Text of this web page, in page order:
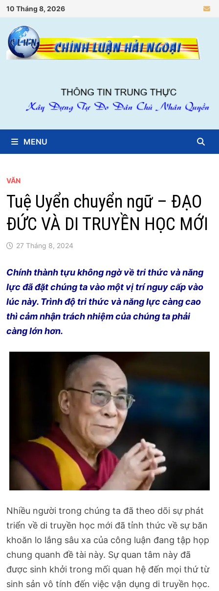
Skip
to
content
10 Tháng 8, 2026
MENU
VĂN
Tuệ Uyển chuyển ngữ – ĐẠO
ĐỨC VÀ DI TRUYỀN HỌC MỚI
27 Tháng 8, 2024
Chính thành tựu không ngờ về tri thức và năng
lực đã đặt chúng ta vào một vị trí nguy cấp vào
lúc này. Trình độ tri thức và năng lực càng cao
thì cảm nhận trách nhiệm của chúng ta phải
càng lớn hơn.
Nhiều người trong chúng ta đã theo dõi sự phát
triển về di truyền học mới đã tỉnh thức về sự băn
khoăn lo lắng sâu xa của công luận đang tập họp
chung quanh đề tài này. Sự quan tâm này đã
được sinh khởi trong mối quan hệ đến mọi thứ từ
sinh sản vô tính đến việc vận dụng di truyền học.